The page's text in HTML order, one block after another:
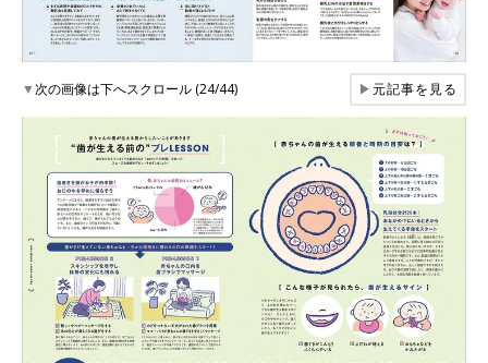
▼次の画像は下へスクロール (24/44) ▶元記事を見る